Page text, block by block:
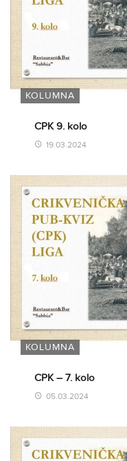
KOLUMNA
CPK 9. kolo
19.03.2024
KOLUMNA
CPK – 7. kolo
05.03.2024